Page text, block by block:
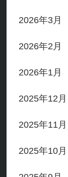
2026年3月
2026年2月
2026年1月
2025年12月
2025年11月
2025年10月